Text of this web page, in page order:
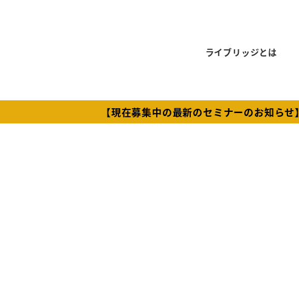
ライブリッジとは
【現在募集中の最新のセミナーのお知らせ】